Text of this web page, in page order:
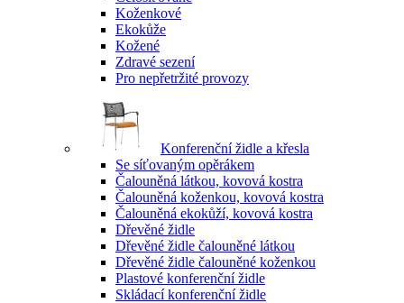
Koženkové
Ekokůže
Kožené
Zdravé sezení
Pro nepřetržité provozy
Konferenční židle a křesla
Se síťovaným opěrákem
Čalouněná látkou, kovová kostra
Čalouněná koženkou, kovová kostra
Čalouněná ekokůží, kovová kostra
Dřevěné židle
Dřevěné židle čalouněné látkou
Dřevěné židle čalouněné koženkou
Plastové konferenční židle
Skládací konferenční židle